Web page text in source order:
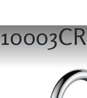
10003CR